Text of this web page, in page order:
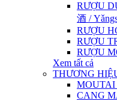
RƯỢU
酒 /
RƯỢU
RƯỢU
RƯỢU
Xem tất cả
THƯƠNG
CANG